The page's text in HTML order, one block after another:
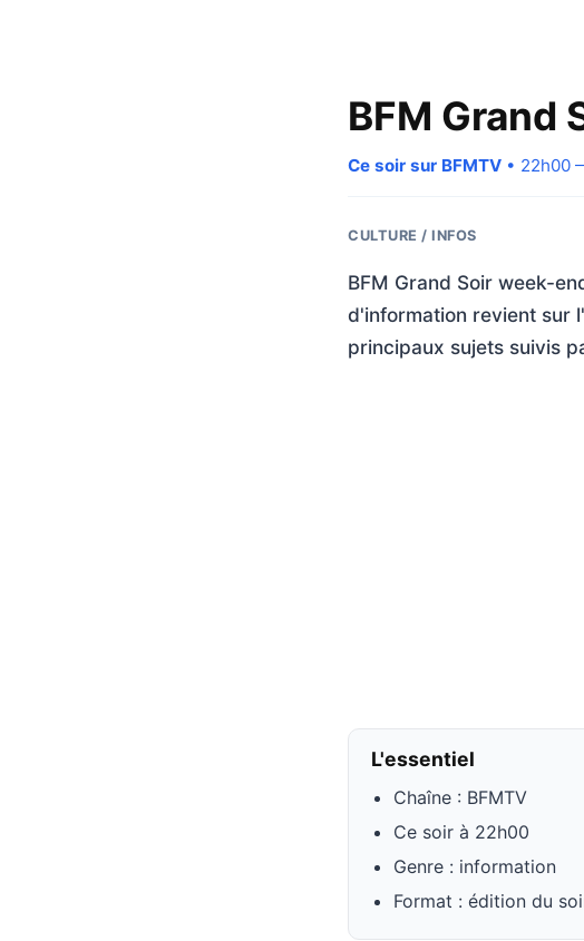
BFM Grand
Ce soir sur BFMTV • 22h00
CULTURE / INFOS
BFM Grand Soir week-
d'information revient sur
principaux sujets suivis
L'essentiel
Chaîne : BFMTV
Ce soir à 22h00
Genre : information
Format : édition du